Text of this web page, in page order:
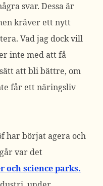
svar. Dessa är
kräver ett nytt
Vad jag dock vill
inte med att få
att bli bättre, om
får ett näringsliv
har börjat agera och
var det
och science parks.